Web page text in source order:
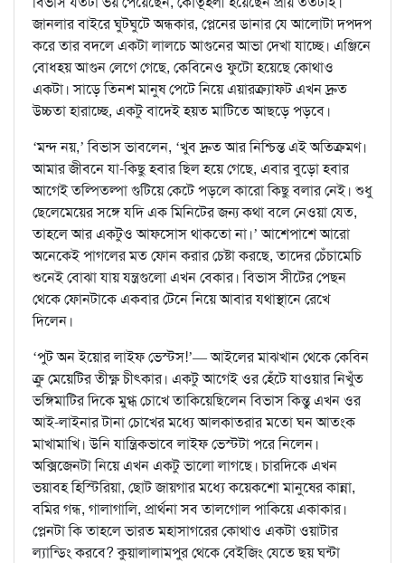
জানলার বাইরে ঘুটঘুটে অন্ধকার, প্লেনের ডানার যে আলোটা দপদপ
করে তার বদলে একটা লালচে আগুনের আভা দেখা যাচ্ছে। এঞ্জিনে
বোধহয় আগুন লেগে গেছে, কেবিনেও ফুটো হয়েছে কোথাও
একটা। সাড়ে তিনশ মানুষ পেটে নিয়ে এয়ারক্র্যাফট এখন দ্রুত
উচ্চতা হারাচ্ছে, একটু বাদেই হয়ত মাটিতে আছড়ে পড়বে।
‘মন্দ নয়,’ বিভাস ভাবলেন, ‘খুব দ্রুত আর নিশ্চিন্ত এই অতিক্রমণ।
আমার জীবনে যা-কিছু হবার ছিল হয়ে গেছে, এবার বুড়ো হবার
আগেই তল্পিতল্পা গুটিয়ে কেটে পড়লে কারো কিছু বলার নেই। শুধু
ছেলেমেয়ের সঙ্গে যদি এক মিনিটের জন্য কথা বলে নেওয়া যেত,
তাহলে আর একটুও আফসোস থাকতো না।’ আশেপাশে আরো
অনেকেই পাগলের মত ফোন করার চেষ্টা করছে, তাদের চেঁচামেচি
শুনেই বোঝা যায় যন্ত্রগুলো এখন বেকার। বিভাস সীটের পেছন
থেকে ফোনটাকে একবার টেনে নিয়ে আবার যথাস্থানে রেখে
দিলেন।
‘পুট অন ইয়োর লাইফ ভেস্টস!’— আইলের মাঝখান থেকে কেবিন
ক্রু মেয়েটির তীক্ষ্ণ চীৎকার। একটু আগেই ওর হেঁটে যাওয়ার নিখুঁত
ভঙ্গিমাটির দিকে মুগ্ধ চোখে তাকিয়েছিলেন বিভাস কিন্তু এখন ওর
আই-লাইনার টানা চোখের মধ্যে আলকাতরার মতো ঘন আতংক
মাখামাখি। উনি যান্ত্রিকভাবে লাইফ ভেস্টটা পরে নিলেন।
অক্সিজেনটা নিয়ে এখন একটু ভালো লাগছে। চারদিকে এখন
ভয়াবহ হিস্টিরিয়া, ছোট জায়গার মধ্যে কয়েকশো মানুষের কান্না,
বমির গন্ধ, গালাগালি, প্রার্থনা সব তালগোল পাকিয়ে একাকার।
প্লেনটা কি তাহলে ভারত মহাসাগরের কোথাও একটা ওয়াটার
ল্যান্ডিং করবে? কুয়ালালামপুর থেকে বেইজিং যেতে ছয় ঘন্টা